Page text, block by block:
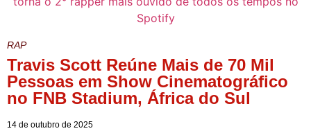
RAP
Travis Scott Reúne Mais de 70 Mil
Pessoas em Show Cinematográfico
no FNB Stadium, África do Sul
14 de outubro de 2025